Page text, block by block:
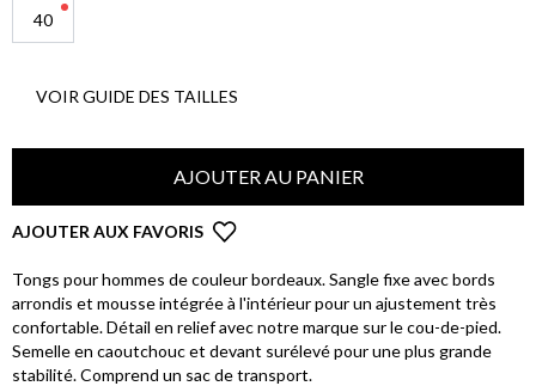
40
VOIR GUIDE DES TAILLES
AJOUTER AU PANIER
AJOUTER AUX FAVORIS
Tongs pour hommes de couleur bordeaux. Sangle fixe avec bords
arrondis et mousse intégrée à l'intérieur pour un ajustement très
confortable. Détail en relief avec notre marque sur le cou-de-pied.
Semelle en caoutchouc et devant surélevé pour une plus grande
stabilité. Comprend un sac de transport.